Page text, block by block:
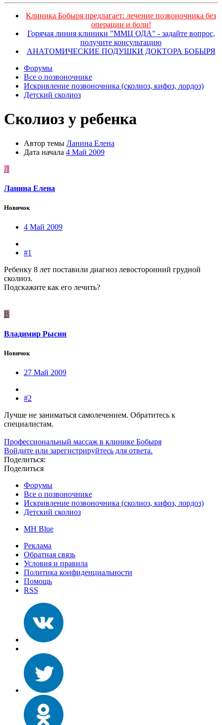
Клиника Бобыря предлагает: лечение позвоночника без
операции и боли!
Горячая линия клиники "ММЦ ОДА" - задайте вопрос,
получите консультацию
АНАТОМИЧЕСКИЕ ПОДУШКИ ДОКТОРА БОБЫРЯ
Форумы
Все о позвоночнике
Искривление позвоночника (сколиоз, кифоз, лордоз)
Детский сколиоз
Сколиоз у ребенка
Автор темы Ланина Елена
Дата начала 4 Май 2009
Л
Ланина Елена
Новичок
4 Май 2009
#1
Ребенку 8 лет поставили диагноз левосторонний грудной
сколиоз.
Подскажите как его лечить?
В
Владимир Рысин
Новичок
27 Май 2009
#2
Лучше не заниматься самолечением. Обратитесь к
специалистам.
Профессиональный массаж в клинике Бобыря
Войдите или зарегистрируйтесь для ответа.
Поделиться:
Поделиться
Форумы
Все о позвоночнике
Искривление позвоночника (сколиоз, кифоз, лордоз)
Детский сколиоз
MH Blue
Реклама
Обратная связь
Условия и правила
Политика конфиденциальности
Помощь
RSS